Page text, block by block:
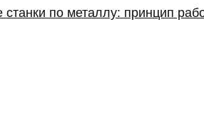
по металлу: принцип